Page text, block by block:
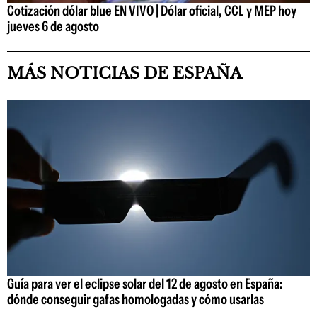
Cotización dólar blue EN VIVO | Dólar oficial, CCL y MEP hoy
jueves 6 de agosto
MÁS NOTICIAS DE ESPAÑA
Guía para ver el eclipse solar del 12 de agosto en España:
dónde conseguir gafas homologadas y cómo usarlas